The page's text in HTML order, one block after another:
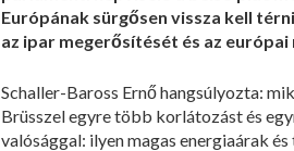
Európának sürgősen vissza kell
az ipar megerősítését és az
Schaller-Baross Ernő hangsúlyozta:
Brüsszel egyre több korlátozást és
valósággal: ilyen magas energiaárak